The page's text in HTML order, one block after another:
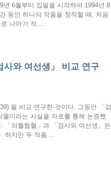
년 6월부터 집필을 시작하여 1994년 8
동안 하나의 작품을 창작할 때, 처음
나아가 작....
사와 여선생」 비교 연구
을 비교 연구한 것이다. 그동안 「검
이라는 사실을 자료를 통해 논증했
「의혈협혈」과 「검사와 여선생」은
하지만 두 작품....